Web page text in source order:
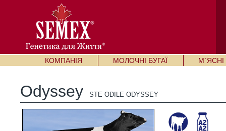
КОМПАНІЯ МОЛОЧНІ БУГАЇ М`ЯСНІ
Odyssey STE ODILE ODYSSEY